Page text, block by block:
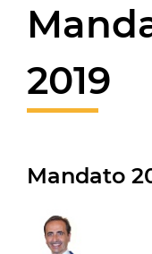
2019
Mandato